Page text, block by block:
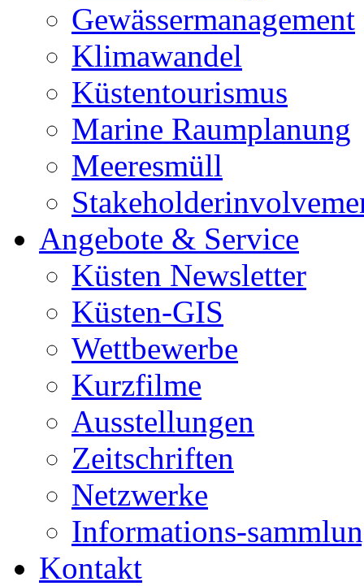
Gewässermanagement
Klimawandel
Küstentourismus
Marine Raumplanung
Meeresmüll
Angebote & Service
Küsten Newsletter
Küsten-GIS
Wettbewerbe
Kurzfilme
Ausstellungen
Zeitschriften
Netzwerke
Informations-
Kontakt